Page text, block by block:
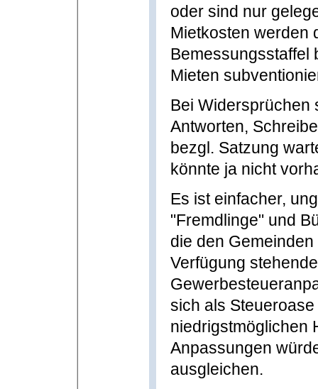
oder sind nur
Mietkosten werden
Bemessungsstaffel
Mieten
Bei Widersprüchen
Antworten,
bezgl. Satzung
könnte ja nicht
Es ist einfacher,
"Fremdlinge" und
die den
Verfügung
sich als
niedrigstmöglichen
Anpassungen
ausgleichen.